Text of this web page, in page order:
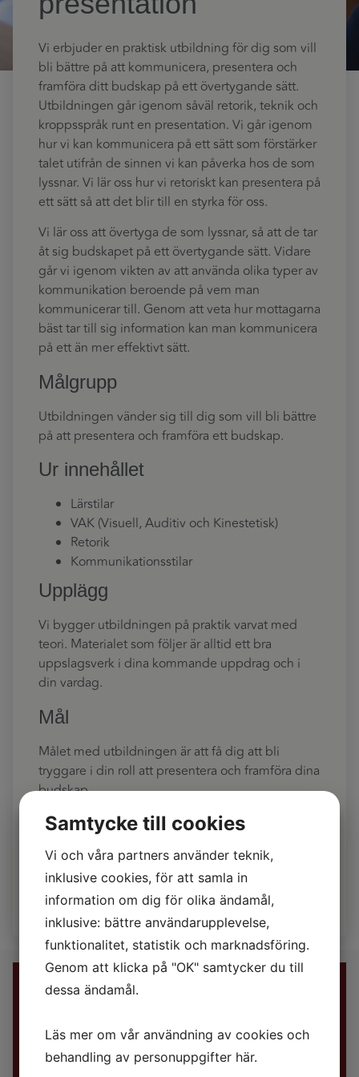
Vi erbjuder en praktisk utbildning för dig som vill
bli bättre på att kommunicera, presentera och
framföra ditt budskap på ett övertygande sätt.
Utbildningen går igenom såväl retorik, teknik och
kroppsspråk runt en presentation. Vi går igenom
hur vi kan kommunicera på ett sätt som förstärker
talet utifrån de sinnen vi kan påverka hos de som
lyssnar. Vi lär oss hur vi retoriskt kan presentera på
ett sätt så att det blir till en styrka för oss.
Vi lär oss att övertyga de som lyssnar, så att de tar
åt sig budskapet på ett övertygande sätt. Vidare
går vi igenom vikten av att använda olika typer av
kommunikation beroende på vem man
kommunicerar till. Genom att veta hur mottagarna
bäst tar till sig information kan man kommunicera
på ett än mer effektivt sätt.
Målgrupp
Utbildningen vänder sig till dig som vill bli bättre
på att presentera och framföra ett budskap.
Ur innehållet
Lärstilar
VAK (Visuell, Auditiv och Kinestetisk)
Retorik
Kommunikationsstilar
Upplägg
Vi bygger utbildningen på praktik varvat med
teori. Materialet som följer är alltid ett bra
uppslagsverk i dina kommande uppdrag och i
din vardag.
Mål
Målet med utbildningen är att få dig att bli
tryggare i din roll att presentera och framföra dina
budskap.
Låter detta som en kurs för dig? Anmäl dig redan
Är du fortfarande osäker,hör av dig så tar vi en
diskussion
Boka nu
Bra att veta
Samtycke till cookies
Vi och våra partners använder teknik,
inklusive cookies, för att samla in
information om dig för olika ändamål,
inklusive: bättre användarupplevelse,
funktionalitet, statistik och marknadsföring.
Genom att klicka på "OK" samtycker du till
dessa ändamål.
Läs mer om vår användning av cookies och
behandling av personuppgifter här.